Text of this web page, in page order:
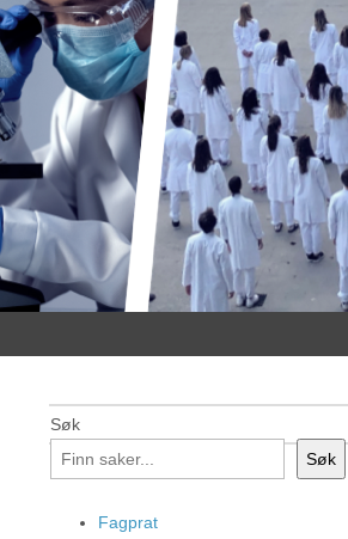
Søk
Søk
Fagprat